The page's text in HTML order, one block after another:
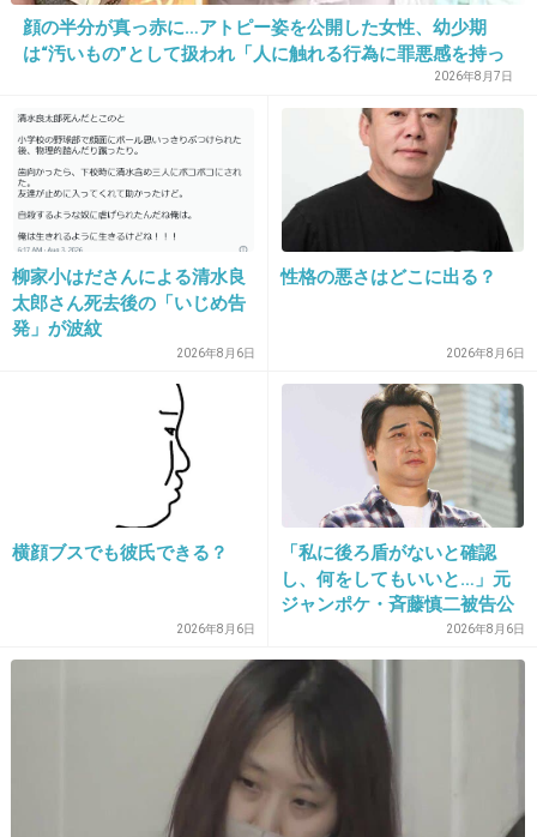
え？、これ、日本語？
全く理解出来ないんですけど
24. 匿名2014/05/30(金) 01:07:16
昔、言葉遣いに気を付けるとか言ってたのに一
切変わってないよね
娘さんの今後が思いやられるわ
1児の母・木下優樹菜、自身の言葉遣いに
危機感「気をつけなきゃ ヤバいなこれ
1児の母・木下優樹菜、自身の言葉遣いに危機感「気をつけなきゃ ヤバい
なこれ てかんぢー」独特の言葉遣いや飾らない人柄で人気を集める木下
だが、「なんか最近すんげぇーーしゃべるよー」と莉々菜ちゃんの成長を
目の当たりにして「だから言葉づかい 気をつけなき...
-2
目隠しがあっても西山茉希の子はかわいいんだ
ろうなっていう雰囲気かもし出してるね。
顔の半分が真っ赤に…アトピー姿を公開した女性、幼少期
は“汚いもの”として扱われ「人に触れる行為に罪悪感を持っ
2026年8月7日
柳家小はださんによる清水良
太郎さん死去後の「いじめ告
発」が波紋
2026年8月6日
性格の悪さはどこに出る？
2026年8月6日
横顔ブスでも彼氏できる？
2026年8月6日
「私に後ろ盾がないと確認
し、何をしてもいいと…」元
ジャンポケ・斉藤慎二被告公
2026年8月6日